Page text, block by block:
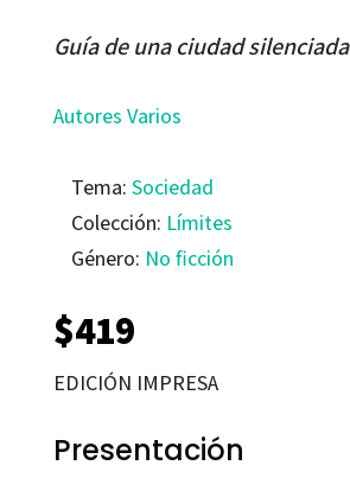
Guía de una ciudad silenciada
Autores Varios
Tema: Sociedad
Colección: Límites
Género: No ficción
$419
EDICIÓN IMPRESA
Presentación